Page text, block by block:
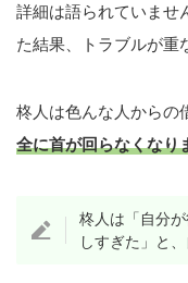
詳細は語られていませ
た結果、トラブルが重
柊人は色んな人からの
全に首が回らなくなり
柊人は「自分
しすぎた」と